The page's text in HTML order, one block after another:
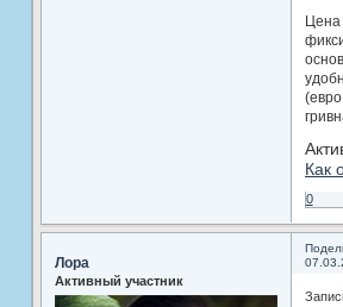
Цена
Как
0
Лора
Активный участник